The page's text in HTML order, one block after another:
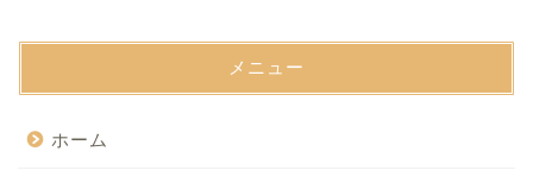
メニュー
ホーム